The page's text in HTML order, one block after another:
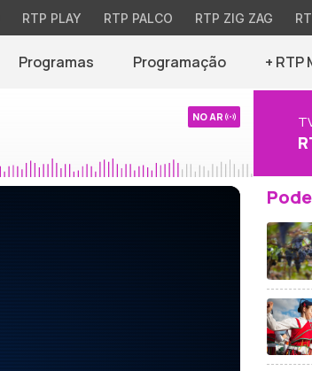
RTP PLAY RTP PALCO RTP ZIG ZAG
Programas Programação + RTP
NO AR